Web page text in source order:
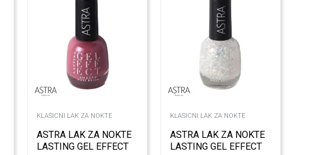
KLASICNI LAK ZA NOKTE
ASTRA LAK ZA NOKTE
LASTING GEL EFFECT
KLASICNI LAK ZA NOKTE
ASTRA LAK ZA NOKTE
LASTING GEL EFFECT